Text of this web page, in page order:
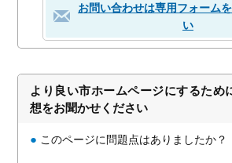
お問い合わせは専用フォーム
い
より良い市ホームページにするため
想をお聞かせください
● このページに問題点はありましたか？